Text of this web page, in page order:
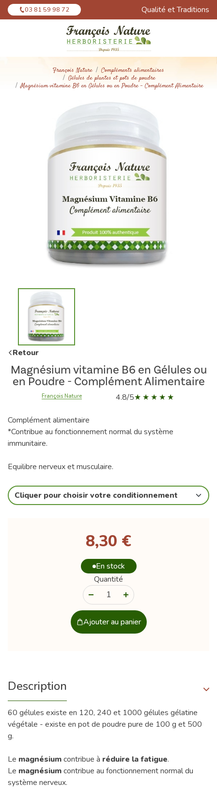
03 81 59 98 72 Qualité et Traditions
François Nature
Compléments alimentaires
Gélules de plantes et pots de poudre
Magnésium vitamine B6 en Gélules ou en Poudre - Complément Alimentaire
Retour
Magnésium vitamine B6 en Gélules ou
en Poudre - Complément Alimentaire
François Nature 4.8/5
Complément alimentaire
*Contribue au fonctionnement normal du système
immunitaire.
Equilibre nerveux et musculaire.
Cliquer pour choisir votre conditionnement
8,30 €
En stock
Quantité
Ajouter au panier
Description
60 gélules existe en 120, 240 et 1000 gélules gélatine
végétale - existe en pot de poudre pure de 100 g et 500
g.
Le magnésiumcontribue à réduire la fatigue.
Le magnésiumcontribue au fonctionnement normal du
système nerveux.
Panneau de gestion des cookies